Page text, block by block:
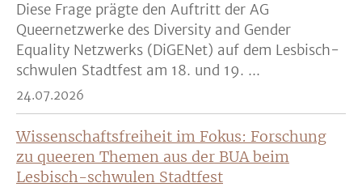
Diese Frage prägte den Auftritt der AG
Queernetzwerke des Diversity and Gender
Equality Netzwerks (DiGENet) auf dem Lesbisch-
schwulen Stadtfest am 18. und 19. ...
24.07.2026
Wissenschaftsfreiheit im Fokus: Forschung
zu queeren Themen aus der BUA beim
Lesbisch-schwulen Stadtfest